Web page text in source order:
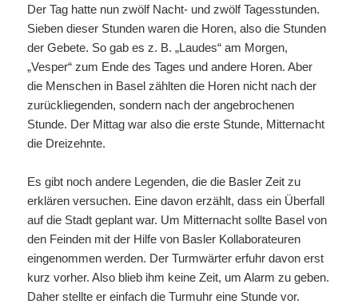
Der Tag hatte nun zwölf Nacht- und zwölf Tagesstunden.
Sieben dieser Stunden waren die Horen, also die Stunden
der Gebete. So gab es z. B. „Laudes“ am Morgen,
„Vesper“ zum Ende des Tages und andere Horen. Aber
die Menschen in Basel zählten die Horen nicht nach der
zurückliegenden, sondern nach der angebrochenen
Stunde. Der Mittag war also die erste Stunde, Mitternacht
die Dreizehnte.
Es gibt noch andere Legenden, die die Basler Zeit zu
erklären versuchen. Eine davon erzählt, dass ein Überfall
auf die Stadt geplant war. Um Mitternacht sollte Basel von
den Feinden mit der Hilfe von Basler Kollaborateuren
eingenommen werden. Der Turmwärter erfuhr davon erst
kurz vorher. Also blieb ihm keine Zeit, um Alarm zu geben.
Daher stellte er einfach die Turmuhr eine Stunde vor.